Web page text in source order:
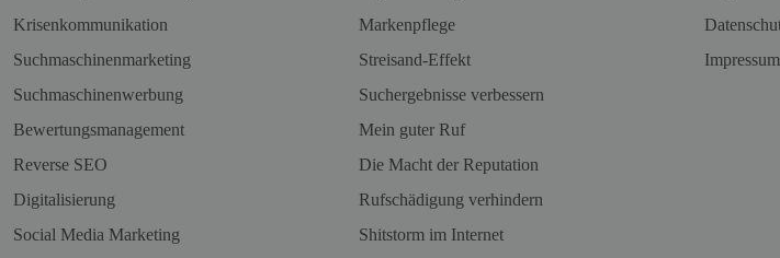
Krisenkommunikation
Suchmaschinenmarketing
Suchmaschinenwerbung
Bewertungsmanagement
Reverse SEO
Digitalisierung
Social Media Marketing
Markenpflege
Streisand-Effekt
Suchergebnisse verbessern
Mein guter Ruf
Die Macht der Reputation
Rufschädigung verhindern
Shitstorm im Internet
Impressum